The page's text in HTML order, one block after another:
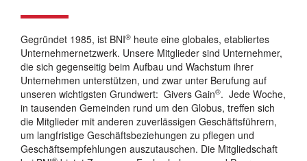
Gegründet 1985, ist BNI® heute eine globales, etabliertes
Unternehmernetzwerk. Unsere Mitglieder sind Unternehmer,
die sich gegenseitig beim Aufbau und Wachstum ihrer
Unternehmen unterstützen, und zwar unter Berufung auf
unseren wichtigsten Grundwert: Givers Gain®. Jede Woche,
in tausenden Gemeinden rund um den Globus, treffen sich
die Mitglieder mit anderen zuverlässigen Geschäftsführern,
um langfristige Geschäftsbeziehungen zu pflegen und
Geschäftsempfehlungen auszutauschen. Die Mitgliedschaft